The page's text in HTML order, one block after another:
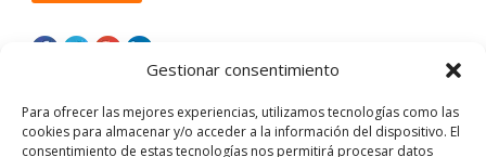
Gestionar consentimiento
Para ofrecer las mejores experiencias, utilizamos tecnologías como las
cookies para almacenar y/o acceder a la información del dispositivo. El
consentimiento de estas tecnologías nos permitirá procesar datos